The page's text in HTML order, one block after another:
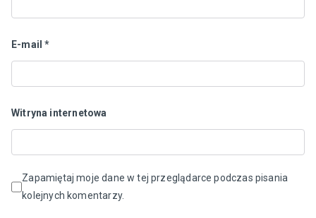
E-mail*
Witryna internetowa
Zapamiętaj moje dane w tej przeglądarce podczas pisania
kolejnych komentarzy.